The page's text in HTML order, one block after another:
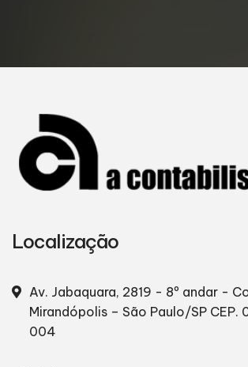
Localização
Av. Jabaquara, 2819 - 8º andar -
Mirandópolis – São Paulo/SP CEP.
004